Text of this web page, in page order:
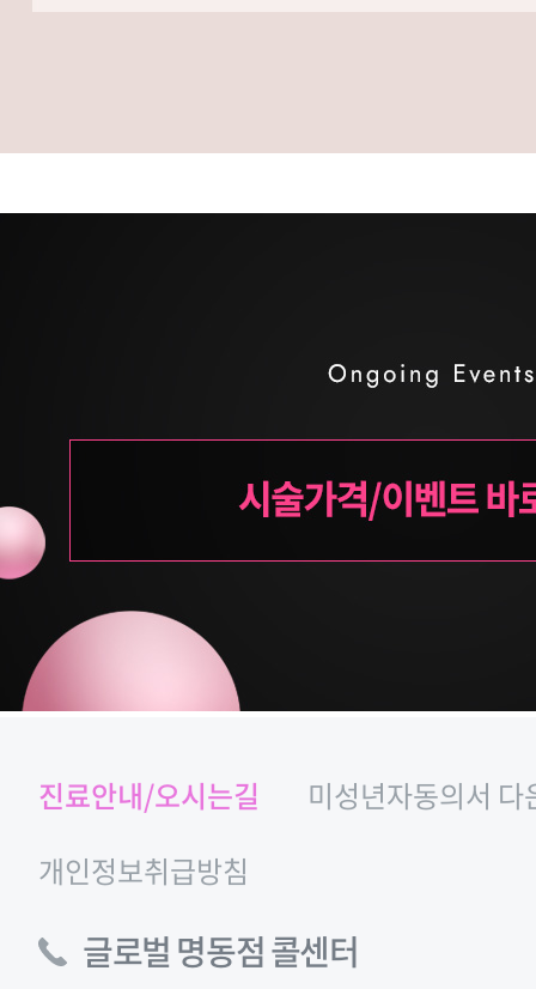
진료안내/오시는길
미성년자동의서 다
개인정보취급방침
글로벌 명동점 콜센터